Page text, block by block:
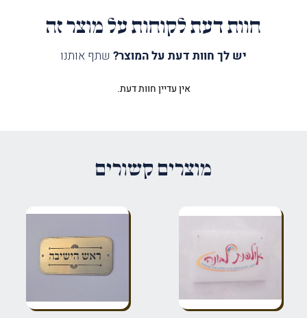
חוות דעת לקוחות על מוצר זה
יש לך חוות דעת על המוצר? שתף אותנו
שם*
אין עדיין חוות דעת.
מוצרים קשורים